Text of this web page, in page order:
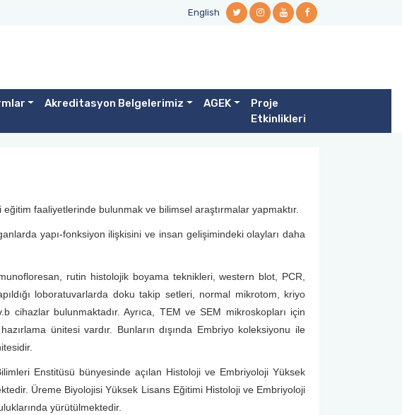
English
Akreditasyon Belgelerimiz AGEK
Proje
Etkinlikleri
faaliyetlerinde bulunmak ve bilimsel araştırmalar yapmaktır.
yapı-fonksiyon ilişkisini ve insan gelişimindeki olayları daha
rutin histolojik boyama teknikleri, western blot, PCR,
loboratuvarlarda doku takip setleri, normal mikrotom, kriyo
cihazlar bulunmaktadır. Ayrıca, TEM ve SEM mikroskopları için
ünitesi vardır. Bunların dışında Embriyo koleksiyonu ile
Enstitüsü bünyesinde açılan Histoloji ve Embriyoloji Yüksek
Üreme Biyolojisi Yüksek Lisans Eğitimi Histoloji ve Embriyoloji
yürütülmektedir.